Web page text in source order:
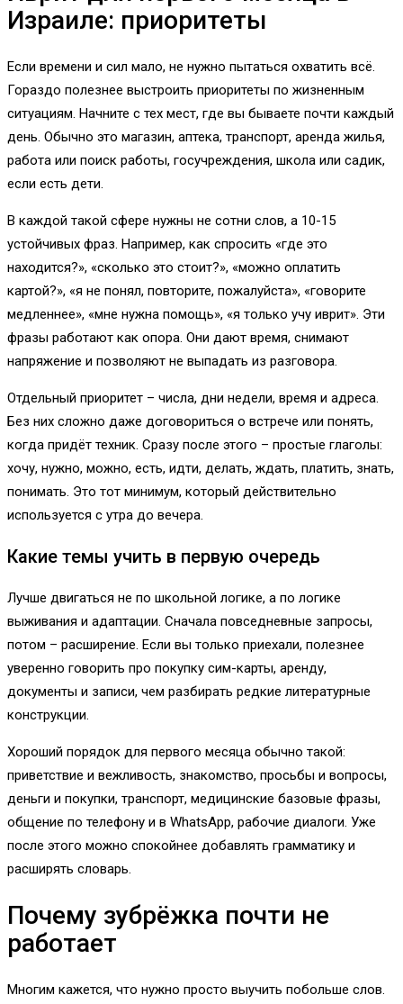
Израиле: приоритеты
Если времени и сил мало, не нужно пытаться охватить всё.
Гораздо полезнее выстроить приоритеты по жизненным
ситуациям. Начните с тех мест, где вы бываете почти каждый
день. Обычно это магазин, аптека, транспорт, аренда жилья,
работа или поиск работы, госучреждения, школа или садик,
если есть дети.
В каждой такой сфере нужны не сотни слов, а 10-15
устойчивых фраз. Например, как спросить «где это
находится?», «сколько это стоит?», «можно оплатить
картой?», «я не понял, повторите, пожалуйста», «говорите
медленнее», «мне нужна помощь», «я только учу иврит». Эти
фразы работают как опора. Они дают время, снимают
напряжение и позволяют не выпадать из разговора.
Отдельный приоритет – числа, дни недели, время и адреса.
Без них сложно даже договориться о встрече или понять,
когда придёт техник. Сразу после этого – простые глаголы:
хочу, нужно, можно, есть, идти, делать, ждать, платить, знать,
понимать. Это тот минимум, который действительно
используется с утра до вечера.
Какие темы учить в первую очередь
Лучше двигаться не по школьной логике, а по логике
выживания и адаптации. Сначала повседневные запросы,
потом – расширение. Если вы только приехали, полезнее
уверенно говорить про покупку сим-карты, аренду,
документы и записи, чем разбирать редкие литературные
конструкции.
Хороший порядок для первого месяца обычно такой:
приветствие и вежливость, знакомство, просьбы и вопросы,
деньги и покупки, транспорт, медицинские базовые фразы,
общение по телефону и в WhatsApp, рабочие диалоги. Уже
после этого можно спокойнее добавлять грамматику и
расширять словарь.
Почему зубрёжка почти не
работает
Многим кажется, что нужно просто выучить побольше слов.